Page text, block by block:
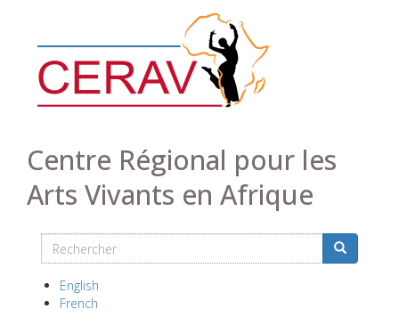
contenu
principal
Centre Régional pour les
Arts Vivants en Afrique
Search
Rechercher Rechercher
English
French